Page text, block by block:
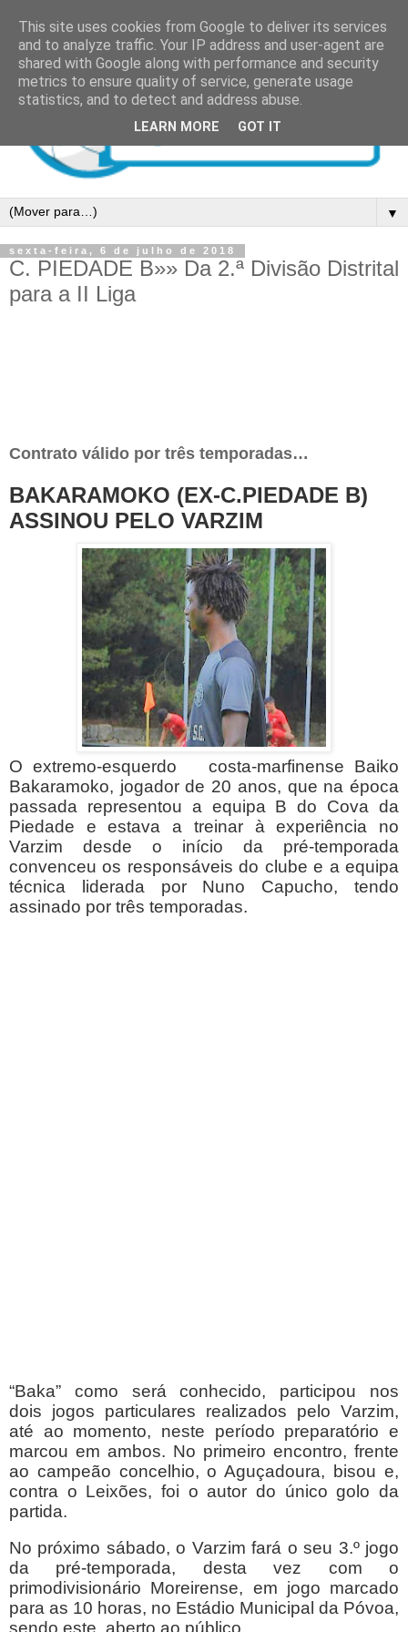
▼
sexta-feira, 6 de julho de 2018
C. PIEDADE B»» Da 2.ª Divisão Distrital
para a II Liga
Contrato válido por três temporadas…
BAKARAMOKO (EX-C.PIEDADE B)
ASSINOU PELO VARZIM
O extremo-esquerdo costa-marfinense Baiko
Bakaramoko, jogador de 20 anos, que na época
passada representou a equipa B do Cova da
Piedade e estava a treinar à experiência no
Varzim desde o início da pré-temporada
convenceu os responsáveis do clube e a equipa
técnica liderada por Nuno Capucho, tendo
assinado por três temporadas.
“Baka” como será conhecido, participou nos
dois jogos particulares realizados pelo Varzim,
até ao momento, neste período preparatório e
marcou em ambos. No primeiro encontro, frente
ao campeão concelhio, o Aguçadoura, bisou e,
contra o Leixões, foi o autor do único golo da
partida.
No próximo sábado, o Varzim fará o seu 3.º jogo
da pré-temporada, desta vez com o
primodivisionário Moreirense, em jogo marcado
para as 10 horas, no Estádio Municipal da Póvoa,
sendo este aberto ao público.
This site uses cookies from Google to deliver its services
and to analyze traffic. Your IP address and user-agent are
shared with Google along with performance and security
metrics to ensure quality of service, generate usage
statistics, and to detect and address abuse.
LEARN MORE GOT IT